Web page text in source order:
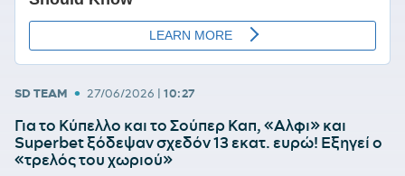
SD TEAM • 27/06/2026 | 10:27
Για το Κύπελλο και το Σούπερ Καπ, «Αλφι» και
Superbet ξόδεψαν σχεδόν 13 εκατ. ευρώ! Εξηγεί ο
«τρελός του χωριού»